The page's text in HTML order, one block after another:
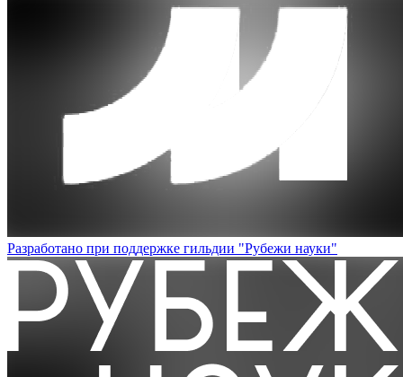
Разработано при поддержке гильдии "Рубежи науки"